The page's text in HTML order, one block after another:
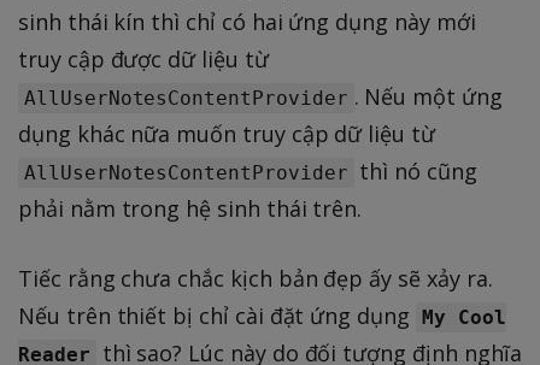
sinh thái kín thì chỉ có hai ứng dụng này mới
truy cập được dữ liệu từ
AllUserNotesContentProvider . Nếu một ứng
dụng khác nữa muốn truy cập dữ liệu từ
AllUserNotesContentProvider thì nó cũng
phải nằm trong hệ sinh thái trên.
Tiếc rằng chưa chắc kịch bản đẹp ấy sẽ xảy ra.
Nếu trên thiết bị chỉ cài đặt ứng dụng My Cool
Reader
thì sao? Lúc này do đối tượng định nghĩa